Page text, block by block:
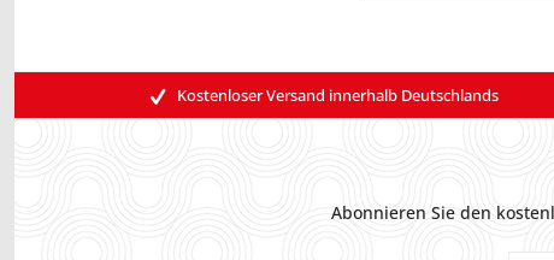
Kostenloser Versand innerhalb Deutschlands
Abonnieren Sie den